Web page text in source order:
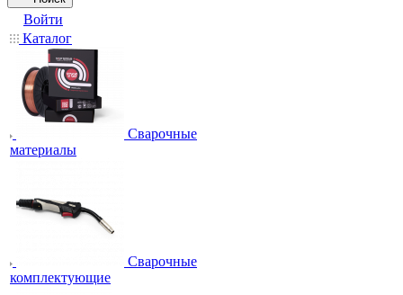
Войти
Каталог
Сварочные
материалы
Сварочные
комплектующие